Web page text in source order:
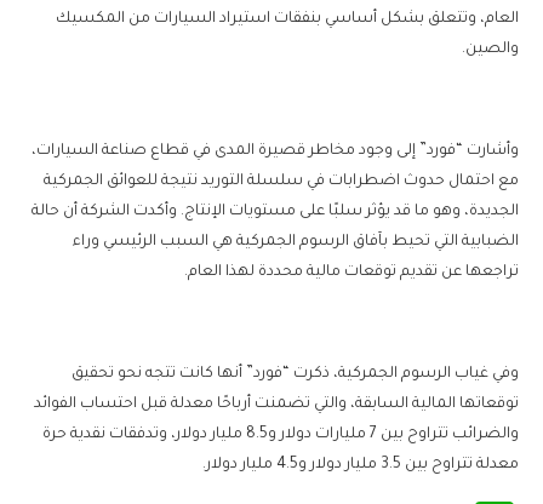
العام، وتتعلق بشكل أساسي بنفقات استيراد السيارات من المكسيك
والصين.
وأشارت “فورد” إلى وجود مخاطر قصيرة المدى في قطاع صناعة السيارات،
مع احتمال حدوث اضطرابات في سلسلة التوريد نتيجة للعوائق الجمركية
الجديدة، وهو ما قد يؤثر سلبًا على مستويات الإنتاج. وأكدت الشركة أن حالة
الضبابية التي تحيط بآفاق الرسوم الجمركية هي السبب الرئيسي وراء
تراجعها عن تقديم توقعات مالية محددة لهذا العام.
وفي غياب الرسوم الجمركية، ذكرت “فورد” أنها كانت تتجه نحو تحقيق
توقعاتها المالية السابقة، والتي تضمنت أرباحًا معدلة قبل احتساب الفوائد
والضرائب تتراوح بين 7 مليارات دولار و8.5 مليار دولار، وتدفقات نقدية حرة
معدلة تتراوح بين 3.5 مليار دولار و4.5 مليار دولار.